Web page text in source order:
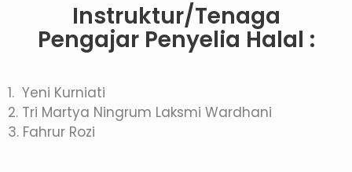
Instruktur/Tenaga
Pengajar Penyelia Halal :
1. Yeni Kurniati
2. Tri Martya Ningrum Laksmi Wardhani
3. Fahrur Rozi